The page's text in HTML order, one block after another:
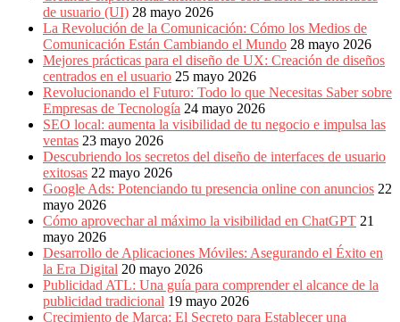
de usuario (UI) 28 mayo 2026
La Revolución de la Comunicación: Cómo los Medios de
Comunicación Están Cambiando el Mundo 28 mayo 2026
Mejores prácticas para el diseño de UX: Creación de diseños
centrados en el usuario 25 mayo 2026
Revolucionando el Futuro: Todo lo que Necesitas Saber sobre
Empresas de Tecnología 24 mayo 2026
SEO local: aumenta la visibilidad de tu negocio e impulsa las
ventas 23 mayo 2026
Descubriendo los secretos del diseño de interfaces de usuario
exitosas 22 mayo 2026
Google Ads: Potenciando tu presencia online con anuncios 22
mayo 2026
Cómo aprovechar al máximo la visibilidad en ChatGPT 21
mayo 2026
Desarrollo de Aplicaciones Móviles: Asegurando el Éxito en
la Era Digital 20 mayo 2026
Publicidad ATL: Una guía para comprender el alcance de la
publicidad tradicional 19 mayo 2026
Crecimiento de Marca: El Secreto para Establecer una